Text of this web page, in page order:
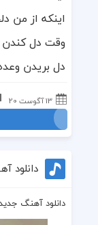
اینکه ﺍﺯ ﻣﻦ
ﻭﻗﺖ ﺩﻝ ﻛﻨﺪﻥ
ﺩﻝ ﺑﺮﯾﺪﻥ
13 آگوست 20
دانلود آهنگ